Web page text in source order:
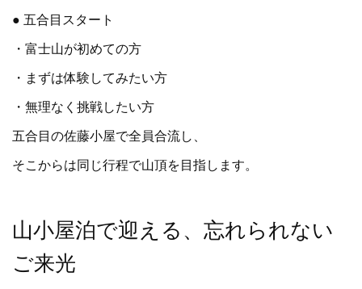
● 五合目スタート
・富士山が初めての方
・まずは体験してみたい方
・無理なく挑戦したい方
五合目の佐藤小屋で全員合流し、
そこからは同じ行程で山頂を目指します。
山小屋泊で迎える、忘れられない
ご来光